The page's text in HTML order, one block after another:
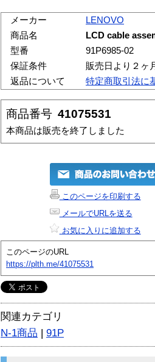
メーカー
LENOVO
商品名
LCD cable
型番
91P6985-02
保証条件
販売日より２ヶ
返品について
特定商取引法に
商品番号 41075531
本商品は販売を終了しました
このページを印刷する
メールでURLを送る
お気に入りに追加する
このページのURL
https://plth.me/41075531
関連カテゴリ
N-1商品 | 91P